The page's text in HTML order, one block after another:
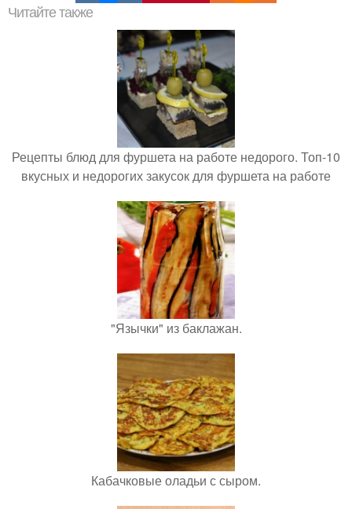
Читайте также
Рецепты блюд для фуршета на работе недорого. Топ-10
вкусных и недорогих закусок для фуршета на работе
"Язычки" из баклажан.
Кабачковые оладьи с сыром.